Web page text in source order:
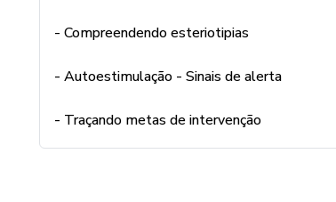
uma hiper ou hipo
- [ ] Aprender a
integrando os
- Compreendendo esteriotipias
- Autoestimulação - Sinais de alerta
- Traçando metas de intervenção